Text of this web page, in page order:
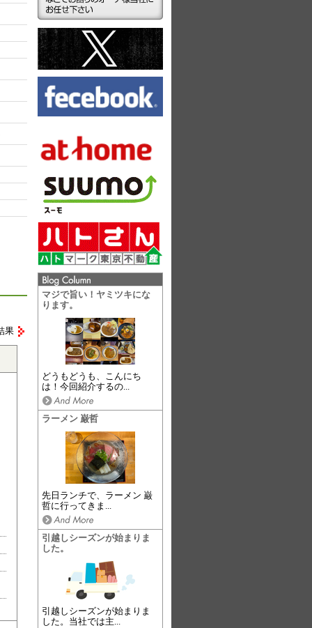
マジで旨い！ヤミツキにな
ります。
どうもどうも、こんにち
は！今回紹介するの...
ラーメン 巌哲
先日ランチで、ラーメン 巌
哲に行ってきま...
引越しシーズンが始まりま
した。
引越しシーズンが始まりま
した。当社では主...
果